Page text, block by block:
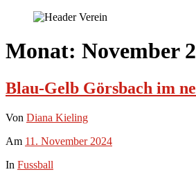
Monat: November
Blau-Gelb Görsbach im
Von Diana Kieling
Am 11. November 2024
In Fussball